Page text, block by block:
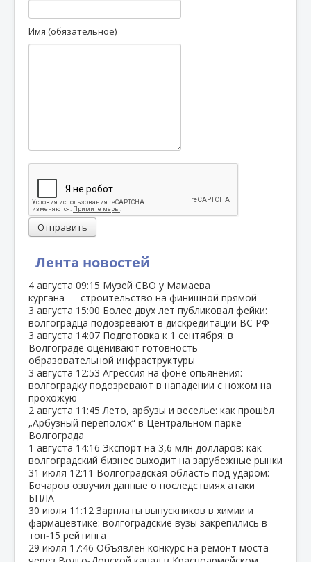
Лента новостей
4 августа 09:15 Музей СВО у Мамаева
кургана — строительство на финишной прямой
3 августа 15:00 Более двух лет публиковал фейки:
волгоградца подозревают в дискредитации ВС РФ
3 августа 14:07 Подготовка к 1 сентября: в
Волгограде оценивают готовность
образовательной инфраструктуры
3 августа 12:53 Агрессия на фоне опьянения:
волгоградку подозревают в нападении с ножом на
прохожую
2 августа 11:45 Лето, арбузы и веселье: как прошёл
„Арбузный переполох“ в Центральном парке
Волгограда
1 августа 14:16 Экспорт на 3,6 млн долларов: как
волгоградский бизнес выходит на зарубежные рынки
31 июля 12:11 Волгоградская область под ударом:
Бочаров озвучил данные о последствиях атаки
БПЛА
30 июля 11:12 Зарплаты выпускников в химии и
фармацевтике: волгоградские вузы закрепились в
топ‑15 рейтинга
29 июля 17:46 Объявлен конкурс на ремонт моста
Имя (обязательное)
Отправить